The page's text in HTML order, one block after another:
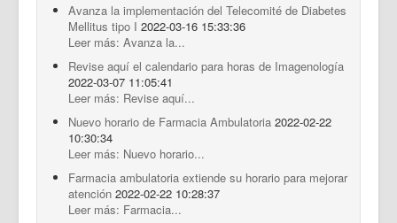
Avanza la implementación del Telecomité de Diabetes
Mellitus tipo I 2022-03-16 15:33:36
Leer más: Avanza la...
Revise aquí el calendario para horas de Imagenología
2022-03-07 11:05:41
Leer más: Revise aquí...
Nuevo horario de Farmacia Ambulatoria 2022-02-22
10:30:34
Leer más: Nuevo horario...
Farmacia ambulatoria extiende su horario para mejorar
atención 2022-02-22 10:28:37
Leer más: Farmacia...